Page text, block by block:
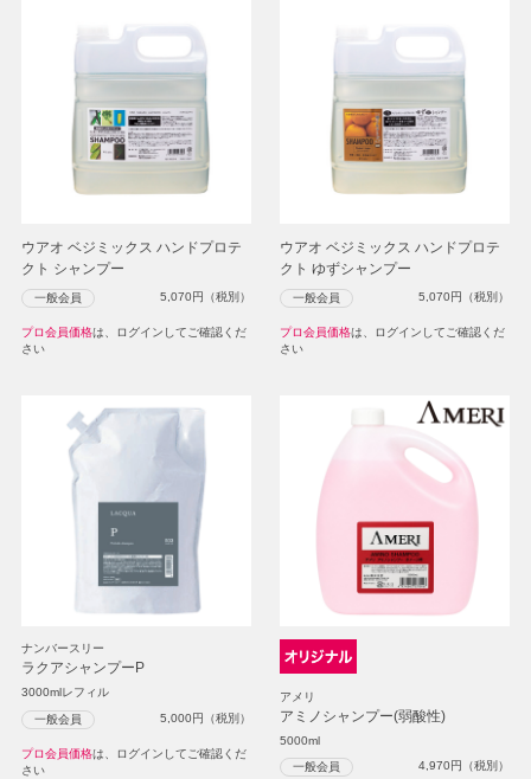
ウアオ ベジミックス ハンドプロテ
クト シャンプー
一般会員 5,070円（税別）
プロ会員価格は、ログインしてご確認くだ
さい
ウアオ ベジミックス ハンドプロテ
クト ゆずシャンプー
一般会員 5,070円（税別）
プロ会員価格は、ログインしてご確認くだ
さい
ナンバースリー
ラクアシャンプーP
3000mlレフィル
一般会員 5,000円（税別）
プロ会員価格は、ログインしてご確認くだ
さい
アメリ
アミノシャンプー(弱酸性)
5000ml
一般会員 4,970円（税別）